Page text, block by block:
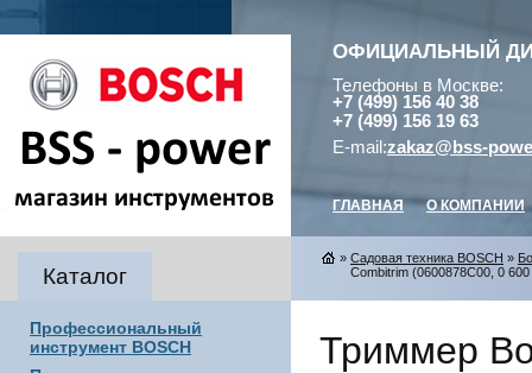
ОФИЦИАЛЬНЫЙ
Телефоны в Москве:
+7 (499) 156 40 38
+7 (499) 156 19 63
E-mail:zakaz@bss-
ГЛАВНАЯ О КОМПАНИИ
Каталог
Профессиональный
инструмент BOSCH
» Садовая техника BOSCH »
Combitrim (0600878C00, 0
Триммер